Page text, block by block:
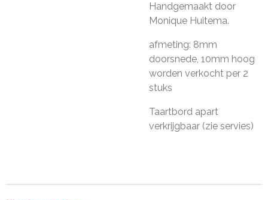
Handgemaakt door
Monique Huitema.
afmeting: 8mm
doorsnede, 10mm hoog
worden verkocht per 2
stuks
Taartbord apart
verkrijgbaar (zie servies)